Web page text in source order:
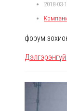
2018-03-
форум
Дэлгэрэнгүй